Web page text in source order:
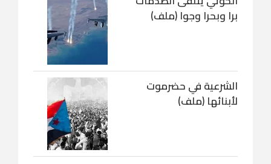
برا وبحرا وجوا (ملف)
الشرعية في حضرموت
لأبنائها (ملف)